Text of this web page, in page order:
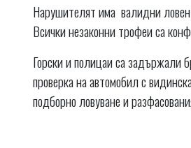
Нарушителят има валидни ловен
Всички незаконни трофеи са
Горски и полицаи са задържали
проверка на автомобил с
подборно ловуване и